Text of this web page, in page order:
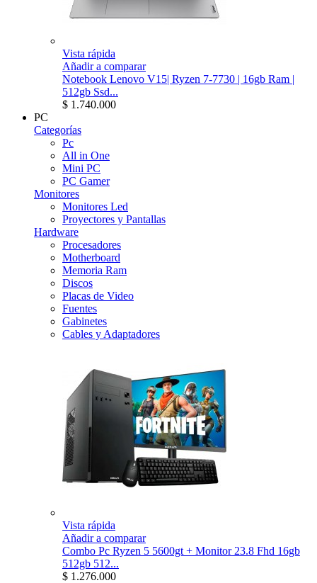
Vista rápida
Añadir a comparar
Notebook Lenovo V15| Ryzen 7-7730 | 16gb Ram |
512gb Ssd...
$ 1.740.000
PC
Categorías
Pc
All in One
Mini PC
PC Gamer
Monitores
Monitores Led
Proyectores y Pantallas
Hardware
Procesadores
Motherboard
Memoria Ram
Discos
Placas de Video
Fuentes
Gabinetes
Cables y Adaptadores
Vista rápida
Añadir a comparar
Combo Pc Ryzen 5 5600gt + Monitor 23.8 Fhd 16gb
512gb 512...
$ 1.276.000